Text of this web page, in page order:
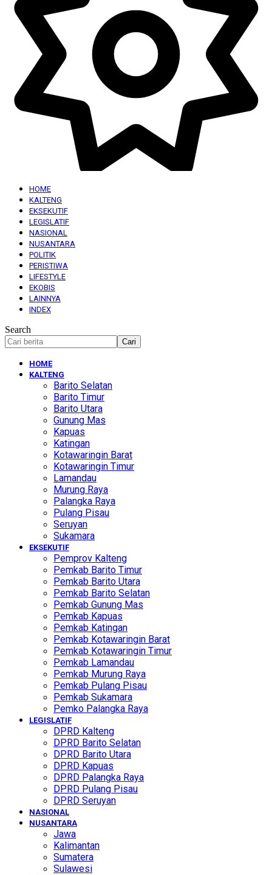
HOME
KALTENG
EKSEKUTIF
LEGISLATIF
NASIONAL
NUSANTARA
POLITIK
PERISTIWA
LIFESTYLE
EKOBIS
LAINNYA
INDEX
Search
HOME
KALTENG
Barito Selatan
Barito Timur
Barito Utara
Gunung Mas
Kapuas
Katingan
Kotawaringin Barat
Kotawaringin Timur
Lamandau
Murung Raya
Palangka Raya
Pulang Pisau
Seruyan
Sukamara
EKSEKUTIF
Pemprov Kalteng
Pemkab Barito Timur
Pemkab Barito Utara
Pemkab Barito Selatan
Pemkab Gunung Mas
Pemkab Kapuas
Pemkab Katingan
Pemkab Kotawaringin Barat
Pemkab Kotawaringin Timur
Pemkab Lamandau
Pemkab Murung Raya
Pemkab Pulang Pisau
Pemkab Sukamara
Pemko Palangka Raya
LEGISLATIF
DPRD Kalteng
DPRD Barito Selatan
DPRD Barito Utara
DPRD Kapuas
DPRD Palangka Raya
DPRD Pulang Pisau
DPRD Seruyan
NASIONAL
NUSANTARA
Jawa
Kalimantan
Sumatera
Sulawesi